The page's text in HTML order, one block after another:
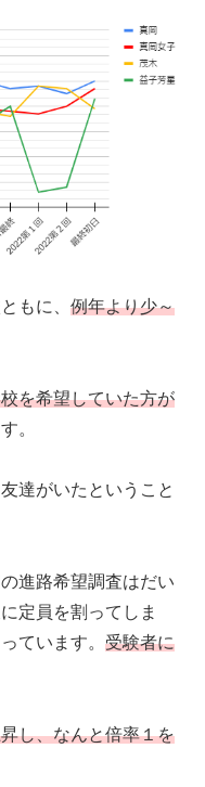
もに、 例年より少～
を希望していた方が
。
達がいたということ
進路希望調査はだい
定員を割ってしま
ています。 受験者に
し、なんと倍率１を